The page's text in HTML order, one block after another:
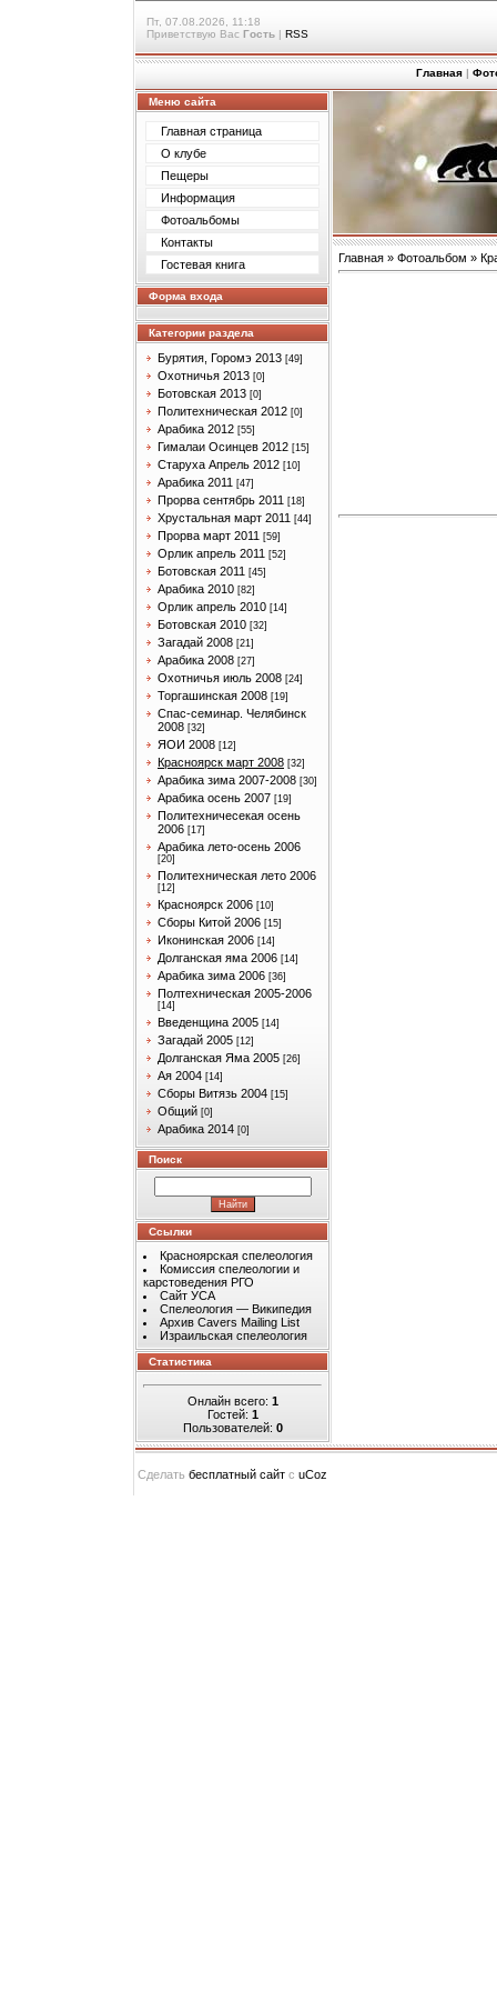
Пт, 07.08.2026, 11:18
Приветствую Вас Гость | RSS
Главная |
Меню сайта
Главная страница
О клубе
Пещеры
Информация
Фотоальбомы
Контакты
Гостевая книга
Форма входа
Категории раздела
Бурятия, Горомэ 2013 [49]
Охотничья 2013 [0]
Ботовская 2013 [0]
Политехническая 2012 [0]
Арабика 2012 [55]
Гималаи Осинцев 2012 [15]
Старуха Апрель 2012 [10]
Арабика 2011 [47]
Прорва сентябрь 2011 [18]
Хрустальная март 2011 [44]
Прорва март 2011 [59]
Орлик апрель 2011 [52]
Ботовская 2011 [45]
Арабика 2010 [82]
Орлик апрель 2010 [14]
Ботовская 2010 [32]
Загадай 2008 [21]
Арабика 2008 [27]
Охотничья июль 2008 [24]
Торгашинская 2008 [19]
Спас-семинар. Челябинск
2008 [32]
ЯОИ 2008 [12]
Красноярск март 2008 [32]
Арабика зима 2007-2008 [30]
Арабика осень 2007 [19]
Политехничесекая осень
2006 [17]
Арабика лето-осень 2006
[20]
Политехническая лето 2006
[12]
Красноярск 2006 [10]
Сборы Китой 2006 [15]
Иконинская 2006 [14]
Долганская яма 2006 [14]
Арабика зима 2006 [36]
Полтехническая 2005-2006
[14]
Введенщина 2005 [14]
Загадай 2005 [12]
Долганская Яма 2005 [26]
Ая 2004 [14]
Сборы Витязь 2004 [15]
Общий [0]
Арабика 2014 [0]
Поиск
Ссылки
Красноярская спелеология
Комиссия спелеологии и
карстоведения РГО
Сайт УСА
Спелеология — Википедия
Архив Cavers Mailing List
Израильская спелеология
Статистика
Онлайн всего: 1
Гостей: 1
Пользователей: 0
Главная » Фотоальбом »
Сделать бесплатный сайт с uCoz